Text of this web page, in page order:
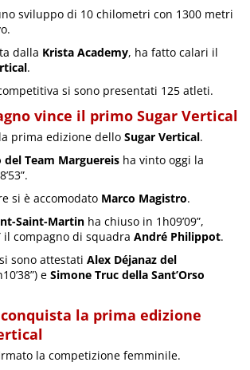
sviluppo di 10 chilometri con 1300 metri
dalla Krista Academy, ha fatto calari il
.
si sono presentati 125 atleti.
vince il primo Sugar Vertical
prima edizione delloSugar Vertical.
del Team Marguereis ha vinto oggi la
si è accomodato Marco Magistro.
Saint-Martin ha chiuso in 1h09’09”,
il compagno di squadraAndré Philippot.
sono attestatiAlex Déjanaz del
eSimone Truc della Sant’Orso
la prima edizione
la competizione femminile.